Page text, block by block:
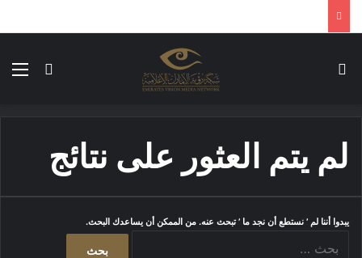
الوضع
لم يتم العثور على نتائج
يبدوا أننا لم ’ نستطع أن نجد ما ’ تبحث عنه. من الممكن أن يساعدك البحث.